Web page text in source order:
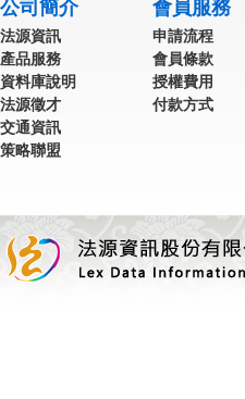
公司簡介
法源資訊
產品服務
資料庫說明
法源徵才
交通資訊
策略聯盟
會員服務
申請流程
會員條款
授權費用
付款方式